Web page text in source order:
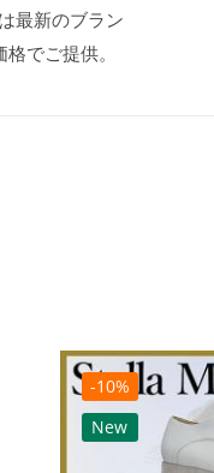
最新のブラン
でご提供。
-10%
New